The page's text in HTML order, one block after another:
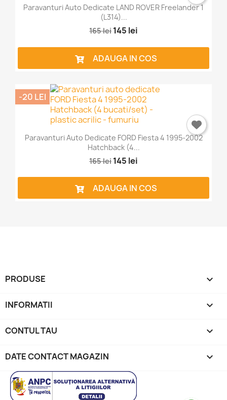
Paravanturi Auto Dedicate LAND ROVER Freelander 1
(L314)...
165 lei 145 lei
ADAUGA IN COS
Paravanturi Auto Dedicate FORD Fiesta 4 1995-2002
Hatchback (4...
165 lei 145 lei
-20 LEI
ADAUGA IN COS
PRODUSE 
INFORMATII 
CONTUL TAU 
DATE CONTACT MAGAZIN keyboard_arrow_down